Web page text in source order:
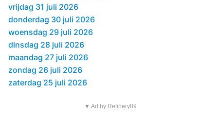
vrijdag 31 juli 2026
donderdag 30 juli 2026
woensdag 29 juli 2026
dinsdag 28 juli 2026
maandag 27 juli 2026
zondag 26 juli 2026
zaterdag 25 juli 2026
▼ Ad by Refinery89